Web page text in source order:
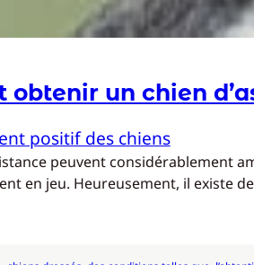
obtenir un chien
positif des chiens
peuvent considérablement
en jeu. Heureusement, il existe